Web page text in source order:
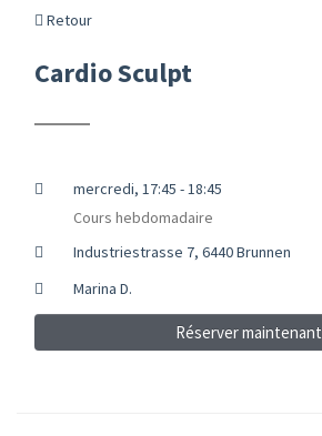
Retour
Cardio Sculpt
mercredi, 17:45 - 18:45
Cours hebdomadaire
Industriestrasse 7, 6440 Brunnen
Marina D.
Réserver maintenant